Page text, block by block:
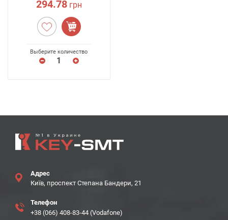
294.78грн
Выберите количество
Адрес
Київ, проспект Степана Бандери, 21
Телефон
+38 (066) 408-83-44 (Vodafone)